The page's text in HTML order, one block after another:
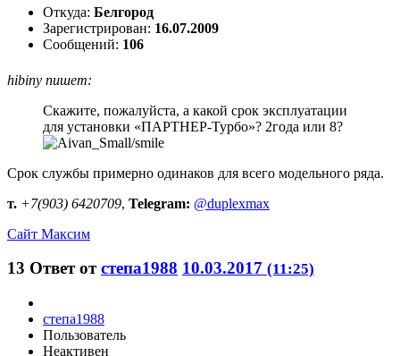
Откуда: Белгород
Зарегистрирован: 16.07.2009
Сообщений: 106
hibiny пишет:
Скажите, пожалуйста, а какой срок эксплуатации
для установки «ПАРТНЕР-Турбо»? 2года или 8?
Срок службы примерно одинаков для всего модельного ряда.
т. +7(903) 6420709, Telegram: @duplexmax
Сайт Максим
13 Ответ отстепа1988 10.03.2017 (11:25)
степа1988
Пользователь
Неактивен